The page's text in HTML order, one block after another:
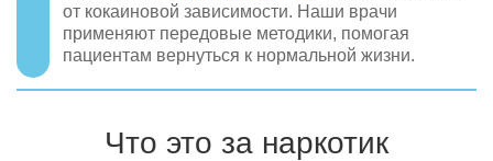
от кокаиновой зависимости. Наши врачи
применяют передовые методики, помогая
пациентам вернуться к нормальной жизни.
Что это за наркотик